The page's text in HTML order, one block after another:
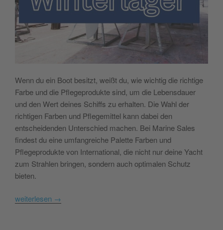
Wenn du ein Boot besitzt, weißt du, wie wichtig die richtige
Farbe und die Pflegeprodukte sind, um die Lebensdauer
und den Wert deines Schiffs zu erhalten. Die Wahl der
richtigen Farben und Pflegemittel kann dabei den
entscheidenden Unterschied machen. Bei Marine Sales
findest du eine umfangreiche Palette Farben und
Pflegeprodukte von International, die nicht nur deine Yacht
zum Strahlen bringen, sondern auch optimalen Schutz
bieten.
weiterlesen →